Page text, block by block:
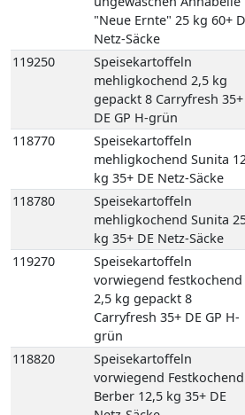
mehligkochend Sunita 25
kg 35+ DE Netz-Säcke
119270
Speisekartoffeln
vorwiegend festkochend
2,5 kg gepackt 8
Carryfresh 35+ DE GP H-
grün
118820
Speisekartoffeln
vorwiegend Festkochend
Berber 12,5 kg 35+ DE
Netz-Säcke
Speisekartoffeln
vorwiegend Festkochend
Berber 25 kg 35+ DE Netz-
Säcke
Speisekartoffeln
vorwiegend festkochend
Quarta 12,5 kg 35+ DE
Netz-Säcke
Speisekartoffeln
vorwiegend festkochend